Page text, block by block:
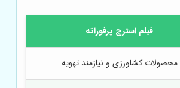
فیلم استرچ پرفوراته
محصولات کشاورزی و نیازمند تهویه